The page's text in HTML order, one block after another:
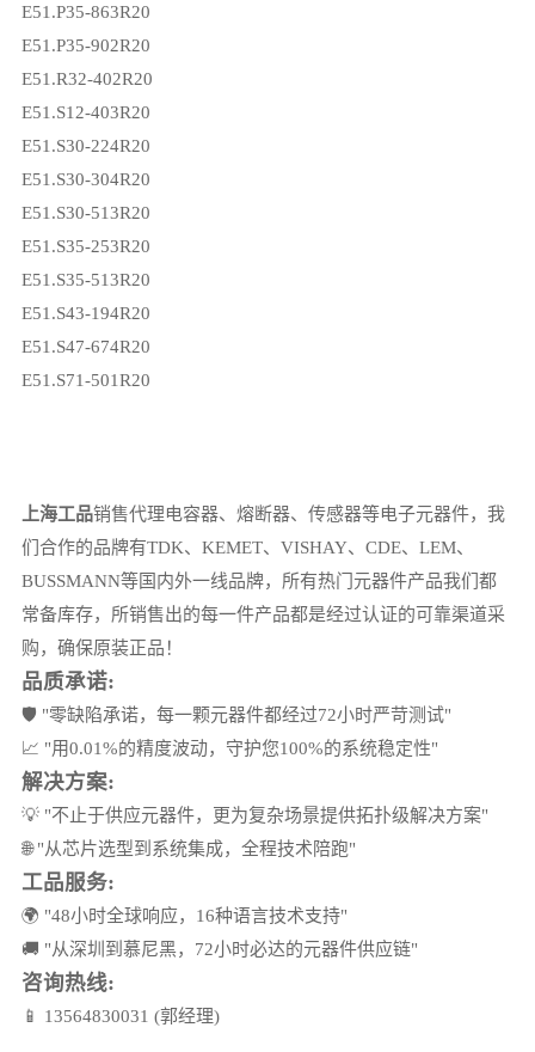
E51.P35-863R20
E51.P35-902R20
E51.R32-402R20
E51.S12-403R20
E51.S30-224R20
E51.S30-304R20
E51.S30-513R20
E51.S35-253R20
E51.S35-513R20
E51.S43-194R20
E51.S47-674R20
E51.S71-501R20
上海工品销售代理电容器、熔断器、传感器等电子元器件，我
们合作的品牌有TDK、KEMET、VISHAY、CDE、LEM、
BUSSMANN等国内外一线品牌，所有热门元器件产品我们都
常备库存，所销售出的每一件产品都是经过认证的可靠渠道采
购，确保原装正品！
品质承诺:
🛡️ "零缺陷承诺，每一颗元器件都经过72小时严苛测试"
📈 "用0.01%的精度波动，守护您100%的系统稳定性"
解决方案:
💡 "不止于供应元器件，更为复杂场景提供拓扑级解决方案"
🌐 "从芯片选型到系统集成，全程技术陪跑"
工品服务:
🌍 "48小时全球响应，16种语言技术支持"
🚚 "从深圳到慕尼黑，72小时必达的元器件供应链"
咨询热线:
📱 13564830031 (郭经理)